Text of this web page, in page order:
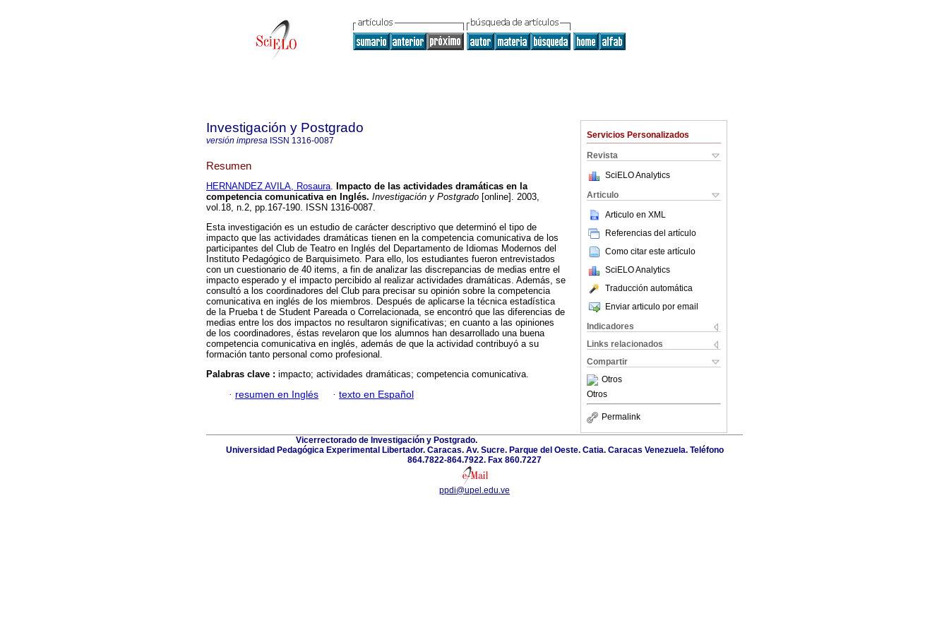
Servicios Personalizados
Revista
SciELO Analytics
Articulo
Articulo en XML
Referencias del artículo
Como citar este artículo
SciELO Analytics
Traducción automática
Enviar articulo por email
Indicadores
Links relacionados
Compartir
Otros
Otros
Permalink
Investigación y Postgrado
versión impresa ISSN 1316-0087
Resumen
HERNANDEZ AVILA, Rosaura. Impacto de las actividades dramáticas en la
competencia comunicativa en Inglés. Investigación y Postgrado [online]. 2003,
vol.18, n.2, pp.167-190. ISSN 1316-0087.
Esta investigación es un estudio de carácter descriptivo que determinó el tipo de
impacto que las actividades dramáticas tienen en la competencia comunicativa de los
participantes del Club de Teatro en Inglés del Departamento de Idiomas Modernos del
Instituto Pedagógico de Barquisimeto. Para ello, los estudiantes fueron entrevistados
con un cuestionario de 40 items, a fin de analizar las discrepancias de medias entre el
impacto esperado y el impacto percibido al realizar actividades dramáticas. Además, se
consultó a los coordinadores del Club para precisar su opinión sobre la competencia
comunicativa en inglés de los miembros. Después de aplicarse la técnica estadística
de la Prueba t de Student Pareada o Correlacionada, se encontró que las diferencias de
medias entre los dos impactos no resultaron significativas; en cuanto a las opiniones
de los coordinadores, éstas revelaron que los alumnos han desarrollado una buena
competencia comunicativa en inglés, además de que la actividad contribuyó a su
formación tanto personal como profesional.
Palabras clave : impacto; actividades dramáticas; competencia comunicativa.
· resumen en Inglés · texto en Español
Vicerrectorado de Investigación y Postgrado.
Universidad Pedagógica Experimental Libertador. Caracas. Av. Sucre. Parque del Oeste. Catia. Caracas Venezuela. Teléfono
864.7822-864.7922. Fax 860.7227
ppdi@upel.edu.ve